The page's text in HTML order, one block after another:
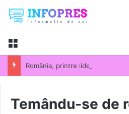
Menu
Temându-se de